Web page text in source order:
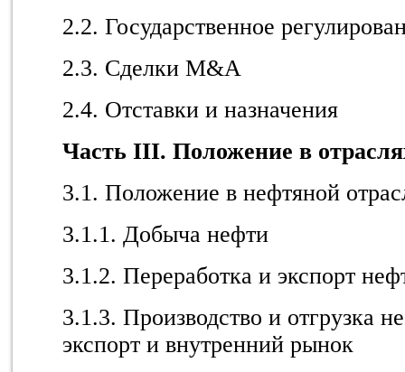
2.2. Государственное
2.3. Сделки M&A
2.4. Отставки и назначения
Часть III. Положение в
3.1. Положение в нефтяной
3.1.1. Добыча нефти
3.1.2. Переработка и экспорт
3.1.3. Производство и отгрузка
экспорт и внутренний рынок